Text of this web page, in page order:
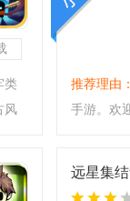
类
风
佳
推荐理由：
手游。欢
意满满